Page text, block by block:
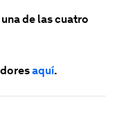
de las cuatro
aquí.